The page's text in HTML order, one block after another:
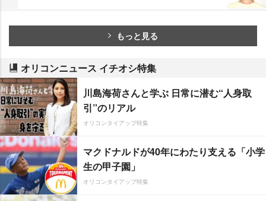
もっと見る
オリコンニュース イチオシ特集
川島海荷さんと学ぶ 日常に潜む“人身取
引”のリアル
オリコンタイアップ特集
マクドナルドが40年にわたり支える「小学
生の甲子園」
オリコンタイアップ特集